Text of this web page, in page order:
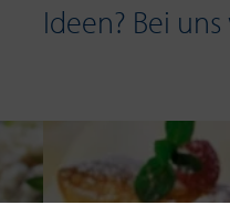
Ideen? Bei